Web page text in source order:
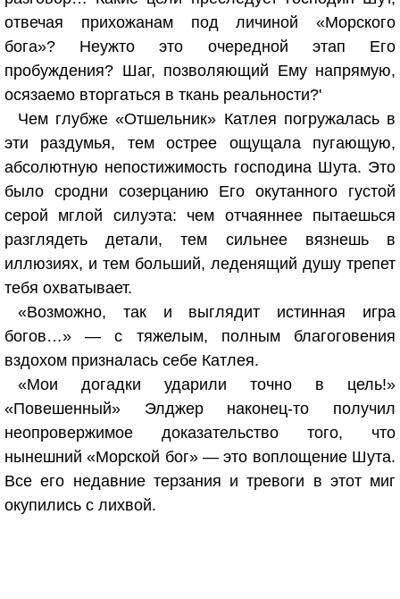
отвечая прихожанам под личиной «Морского
бога»? Неужто это очередной этап Его
пробуждения? Шаг, позволяющий Ему напрямую,
осязаемо вторгаться в ткань реальности?'
Чем глубже «Отшельник» Катлея погружалась в
эти раздумья, тем острее ощущала пугающую,
абсолютную непостижимость господина Шута. Это
было сродни созерцанию Его окутанного густой
серой мглой силуэта: чем отчаяннее пытаешься
разглядеть детали, тем сильнее вязнешь в
иллюзиях, и тем больший, леденящий душу трепет
тебя охватывает.
«Возможно, так и выглядит истинная игра
богов…» — с тяжелым, полным благоговения
вздохом призналась себе Катлея.
«Мои догадки ударили точно в цель!»
«Повешенный» Элджер наконец-то получил
неопровержимое доказательство того, что
нынешний «Морской бог» — это воплощение Шута.
Все его недавние терзания и тревоги в этот миг
окупились с лихвой.